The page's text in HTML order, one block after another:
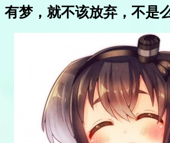
有梦，就不该放弃，不是